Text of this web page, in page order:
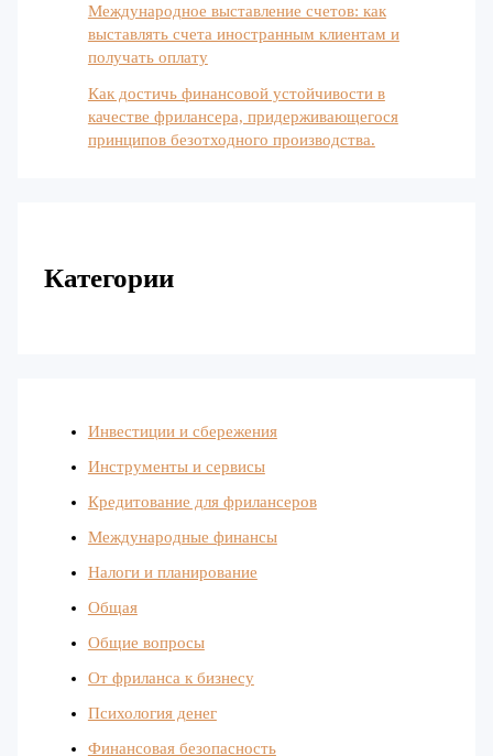
Международное выставление счетов: как
выставлять счета иностранным клиентам и
получать оплату
Как достичь финансовой устойчивости в
качестве фрилансера, придерживающегося
принципов безотходного производства.
Категории
Инвестиции и сбережения
Инструменты и сервисы
Кредитование для фрилансеров
Международные финансы
Налоги и планирование
Общая
Общие вопросы
От фриланса к бизнесу
Психология денег
Финансовая безопасность